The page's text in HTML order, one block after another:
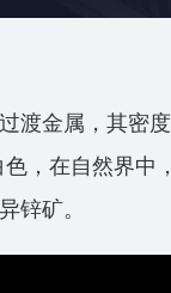
金属，其密
，在自然界中
锌矿。